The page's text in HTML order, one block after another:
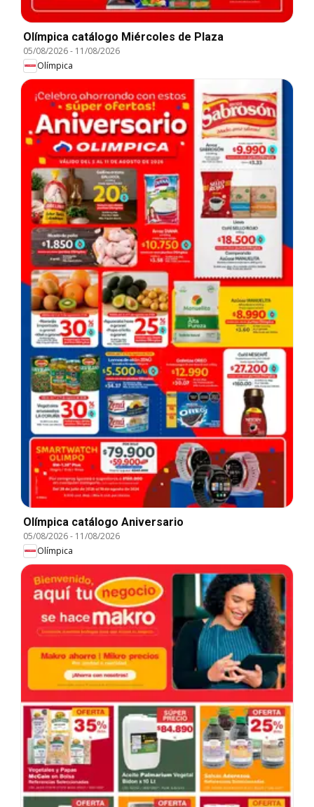
Olímpica catálogo Miércoles de Plaza
05/08/2026- 11/08/2026
Olímpica
Olímpica catálogo Aniversario
05/08/2026- 11/08/2026
Olímpica